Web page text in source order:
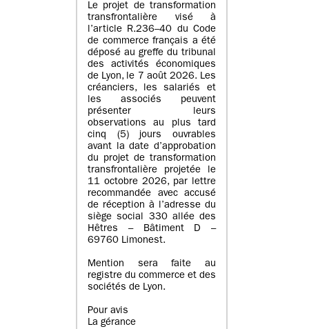
Le projet de transformation
transfrontalière visé à
l’article R.236–40 du Code
de commerce français a été
déposé au greffe du tribunal
des activités économiques
de Lyon, le 7 août 2026. Les
créanciers, les salariés et
les associés peuvent
présenter leurs
observations au plus tard
cinq (5) jours ouvrables
avant la date d’approbation
du projet de transformation
transfrontalière projetée le
11 octobre 2026, par lettre
recommandée avec accusé
de réception à l’adresse du
siège social 330 allée des
Hêtres – Bâtiment D –
69760 Limonest.
Mention sera faite au
registre du commerce et des
sociétés de Lyon.
Pour avis
La gérance